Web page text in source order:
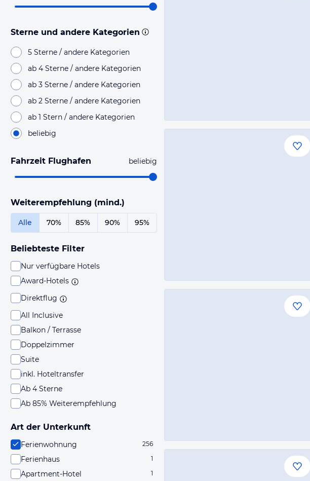
Sterne und andere Kategorien
5 Sterne / andere Kategorien
ab 4 Sterne / andere Kategorien
ab 3 Sterne / andere Kategorien
ab 2 Sterne / andere Kategorien
ab 1 Stern / andere Kategorien
beliebig
Fahrzeit Flughafen beliebig
Weiterempfehlung (mind.)
Alle 70% 85% 90% 95%
Beliebteste Filter
Nur verfügbare Hotels
Award-Hotels
Direktflug
All Inclusive
Balkon / Terrasse
Doppelzimmer
Suite
inkl. Hoteltransfer
Ab 4 Sterne
Ab 85% Weiterempfehlung
Art der Unterkunft
Ferienwohnung 256
Ferienhaus 1
Apartment-Hotel 1